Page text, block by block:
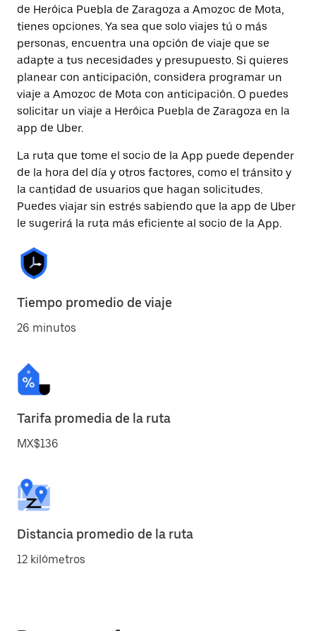
de Heróica Puebla de Zaragoza a Amozoc de Mota,
tienes opciones. Ya sea que solo viajes tú o más
personas, encuentra una opción de viaje que se
adapte a tus necesidades y presupuesto. Si quieres
planear con anticipación, considera programar un
viaje a Amozoc de Mota con anticipación. O puedes
solicitar un viaje a Heróica Puebla de Zaragoza en la
app de Uber.
La ruta que tome el socio de la App puede depender
de la hora del día y otros factores, como el tránsito y
la cantidad de usuarios que hagan solicitudes.
Puedes viajar sin estrés sabiendo que la app de Uber
le sugerirá la ruta más eficiente al socio de la App.
Tiempo promedio de viaje
26 minutos
Tarifa promedia de la ruta
MX$136
Distancia promedio de la ruta
12 kilómetros